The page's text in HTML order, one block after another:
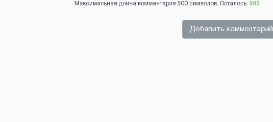
Максимальная длина комментария 500 символов. Осталось: 500
Добавить комментарий